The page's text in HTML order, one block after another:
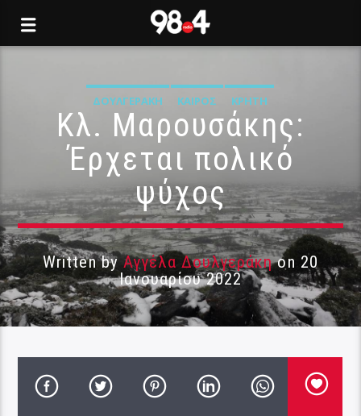
ΔΟΥΛΓΕΡΆΚΗ ΚΑΙΡΌΣ ΚΡΉΤΗ
Κλ. Μαρουσάκης:
Έρχεται πολικό
ψύχος
Written byΑγγέλα Δουλγεράκηon 20
Ιανουαρίου 2022